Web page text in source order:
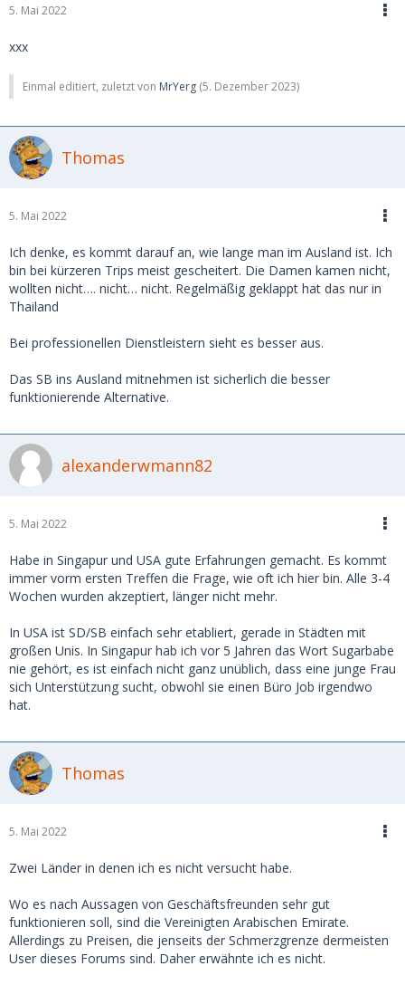
5. Mai 2022
xxx
Einmal editiert, zuletzt von MrYerg (5. Dezember 2023)
Thomas
5. Mai 2022
Ich denke, es kommt darauf an, wie lange man im Ausland ist. Ich
bin bei kürzeren Trips meist gescheitert. Die Damen kamen nicht,
wollten nicht…. nicht… nicht. Regelmäßig geklappt hat das nur in
Thailand
Bei professionellen Dienstleistern sieht es besser aus.
Das SB ins Ausland mitnehmen ist sicherlich die besser
funktionierende Alternative.
alexanderwmann82
5. Mai 2022
Habe in Singapur und USA gute Erfahrungen gemacht. Es kommt
immer vorm ersten Treffen die Frage, wie oft ich hier bin. Alle 3-4
Wochen wurden akzeptiert, länger nicht mehr.
In USA ist SD/SB einfach sehr etabliert, gerade in Städten mit
großen Unis. In Singapur hab ich vor 5 Jahren das Wort Sugarbabe
nie gehört, es ist einfach nicht ganz unüblich, dass eine junge Frau
sich Unterstützung sucht, obwohl sie einen Büro Job irgendwo
hat.
Thomas
5. Mai 2022
Zwei Länder in denen ich es nicht versucht habe.
Wo es nach Aussagen von Geschäftsfreunden sehr gut
funktionieren soll, sind die Vereinigten Arabischen Emirate.
Allerdings zu Preisen, die jenseits der Schmerzgrenze dermeisten
User dieses Forums sind. Daher erwähnte ich es nicht.